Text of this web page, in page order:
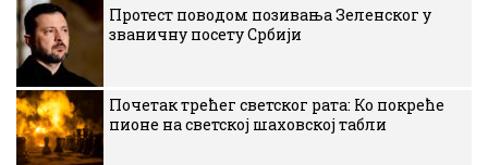
Протест поводом позивања Зеленског у
званичну посету Србији
Почетак трећег светског рата: Ко покреће
пионе на светској шаховској табли